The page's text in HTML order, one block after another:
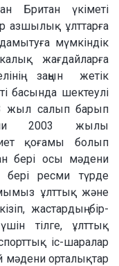
Британ үкіметі
азшылық ұлттарға
мүмкіндік
жағдайларға
заңын жетік
басында шектеулі
жыл салып барып
2003 жылы
қоғамы болып
бері осы мәдени
бері ресми түрде
ұлттық және
жастардың бір-
тілге, ұлттық
іс-шаралар
орталықтар